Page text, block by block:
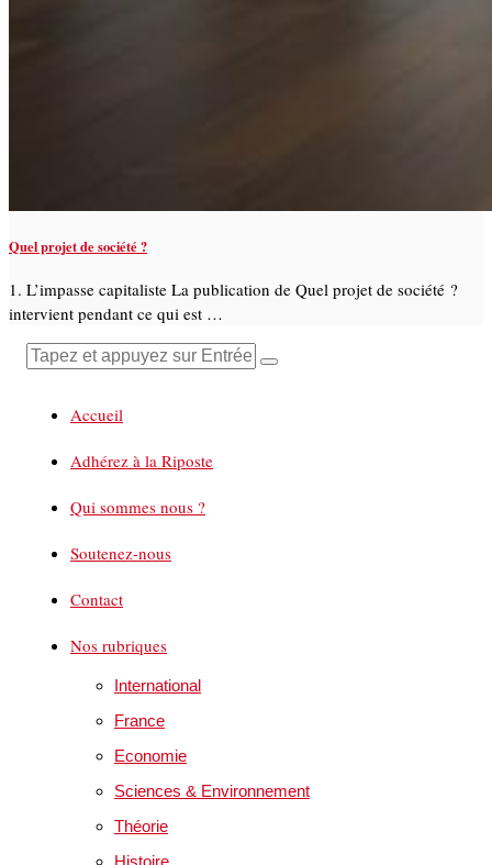
Quel projet de société ?
1. L’impasse capitaliste La publication de Quel projet de société ?
intervient pendant ce qui est …
Accueil
Adhérez à la Riposte
Qui sommes nous ?
Soutenez-nous
Contact
Nos rubriques
International
France
Economie
Sciences & Environnement
Théorie
Histoire